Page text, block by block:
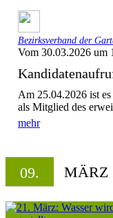
Bezirksverband der
Vom 30.03.2026 um
Am 25.04.2026 ist
als Mitglied des
mehr
09. MÄRZ